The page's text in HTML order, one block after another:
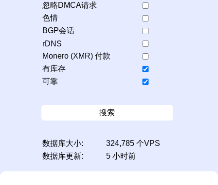
忽略DMCA请求
色情
BGP会话
rDNS
Monero (XMR) 付款
有库存
可靠
搜索
数据库大小:
324,785 个VPS
数据库更新:
5 小时前